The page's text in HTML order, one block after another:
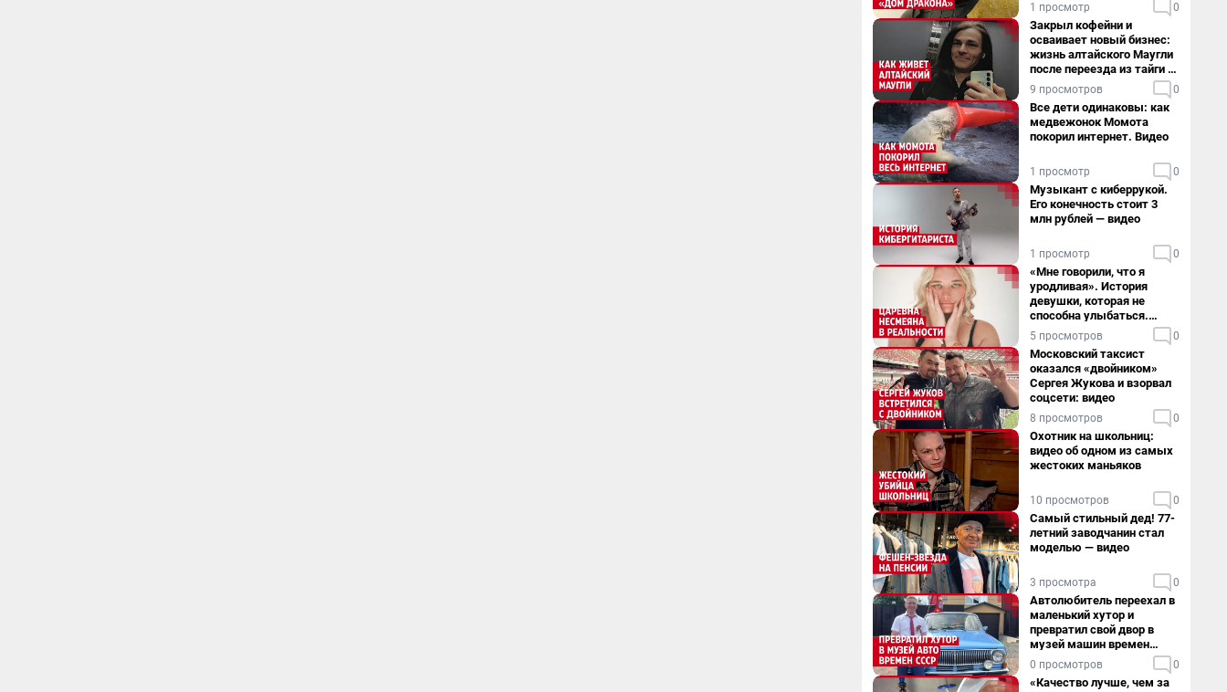
1 просмотр 0
Закрыл кофейни и
осваивает новый бизнес:
жизнь алтайского Маугли
после переезда из тайги в
столицу
9 просмотров 0
Все дети одинаковы: как
медвежонок Момота
покорил интернет. Видео
1 просмотр 0
Музыкант с киберрукой.
Его конечность стоит 3
млн рублей — видео
1 просмотр 0
«Мне говорили, что я
уродливая». История
девушки, которая не
способна улыбаться.
Видео
5 просмотров 0
Московский таксист
оказался «двойником»
Сергея Жукова и взорвал
соцсети: видео
8 просмотров 0
Охотник на школьниц:
видео об одном из самых
жестоких маньяков
10 просмотров 0
Самый стильный дед! 77-
летний заводчанин стал
моделью — видео
3 просмотра 0
Автолюбитель переехал в
маленький хутор и
превратил свой двор в
музей машин времен
СССР. Видео
0 просмотров 0
«Качество лучше, чем за